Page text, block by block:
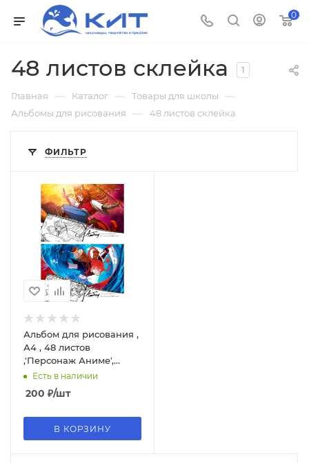
0
48 листов склейка 1
Главная — Каталог — Товары для школы —
Альбомы для рисования — 48 листов склейка
ФИЛЬТР
Альбом для рисования ,
А4 , 48 листов
,'Персонаж Аниме',
матовая ламинация, 48-
Есть в наличии
200 ₽/шт
В КОРЗИНУ